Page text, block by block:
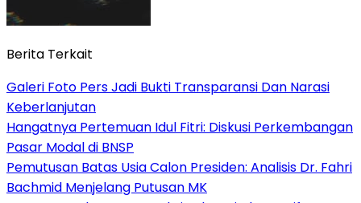
Berita Terkait
Galeri Foto Pers Jadi Bukti Transparansi Dan Narasi
Keberlanjutan
Hangatnya Pertemuan Idul Fitri: Diskusi Perkembangan
Pasar Modal di BNSP
Pemutusan Batas Usia Calon Presiden: Analisis Dr. Fahri
Bachmid Menjelang Putusan MK